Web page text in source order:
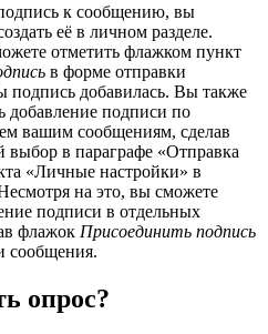
к сообщению, вы
её в личном разделе.
отметить флажком пункт
в форме отправки
подпись добавилась. Вы также
добавление подписи по
вашим сообщениям, сделав
выбор в параграфе «Отправка
«Личные настройки» в
на это, вы сможете
подписи в отдельных
флажок Присоединить подпись
сообщения.
опрос?